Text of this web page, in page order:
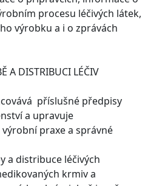
procesu léčivých látek,
výrobku a i o zprávách
A DISTRIBUCI LÉČIV
příslušné předpisy
a upravuje
praxe a správné
a distribuce léčivých
krmiv a